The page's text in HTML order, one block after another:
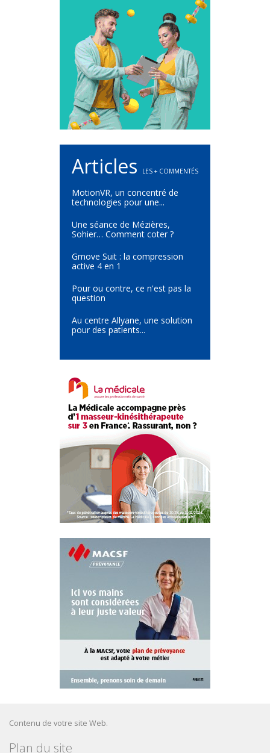
Articles LES + COMMENTÉS
MotionVR, un concentré de
technologies pour une...
Une séance de Mézières,
Sohier… Comment coter ?
Gmove Suit : la compression
active 4 en 1
Pour ou contre, ce n'est pas la
question
Au centre Allyane, une solution
pour des patients...
Contenu de votre site Web.
Plan du site